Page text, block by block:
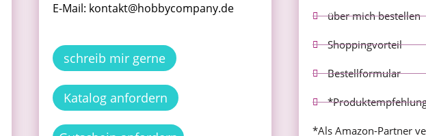
E-Mail: kontakt@hobbycompany.de
schreib mir gerne
Katalog anfordern
über mich bestellen
Shoppingvorteil
Bestellformular
*Als Amazon-Partner